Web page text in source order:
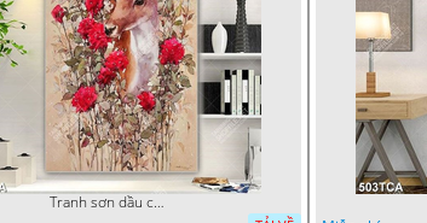
Tranh sơn dầu chú nai trong vườn hoa decor tường in uv